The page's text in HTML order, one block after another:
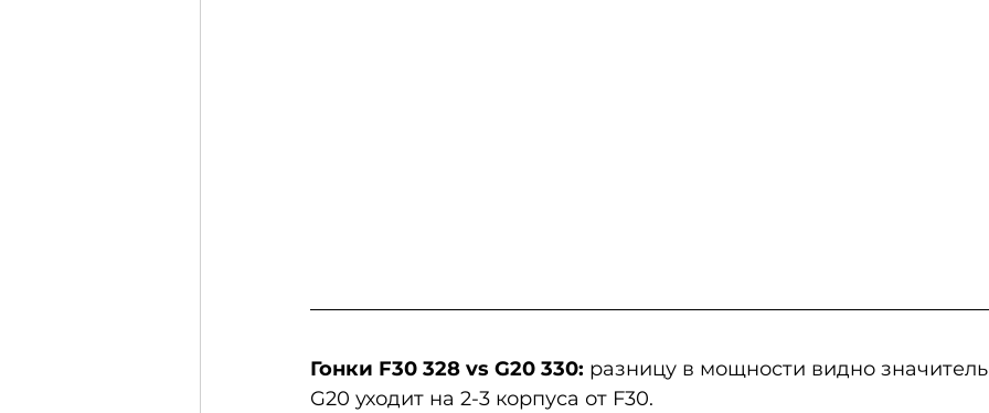
Гонки F30 328 vs G20 330: разницу в мощности видно
G20 уходит на 2-3 корпуса от F30.